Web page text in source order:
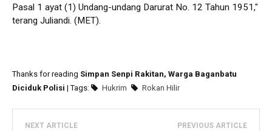
Pasal 1 ayat (1) Undang-undang Darurat No. 12 Tahun 1951,"
terang Juliandi. (MET).
Thanks for reading Simpan Senpi Rakitan, Warga Baganbatu
Diciduk Polisi | Tags: Hukrim Rokan Hilir
NEXT ARTICLE PREVIOUS ARTICLE